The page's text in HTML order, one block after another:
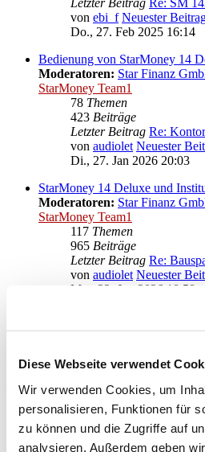
Diese Webseite verwendet
Wir verwenden Cookies, um
personalisieren, Funktionen für
zu können und die Zugriffe auf
analysieren. Außerdem geben
Letzter Beitrag Re: SM
von ebi_f Neuester
Do., 27. Feb 2025 16:14
Bedienung von StarMoney 14
Moderatoren: Star Finanz
StarMoney Team1
78 Themen
423 Beiträge
Letzter Beitrag Re:
von audiolet Neuester
Di., 27. Jan 2026 20:03
StarMoney 14 Deluxe und
Moderatoren: Star Finanz
StarMoney Team1
117 Themen
965 Beiträge
Letzter Beitrag Re:
von audiolet Neuester
Mo., 22. Jun 2026 18:58
Anregungen und Wünsche zu
Moderatoren: Star Finanz
Gehe zu
Star Finanz GmbH
↳ Ankündigungen der Star
↳ Inhalte OnlineUpdates